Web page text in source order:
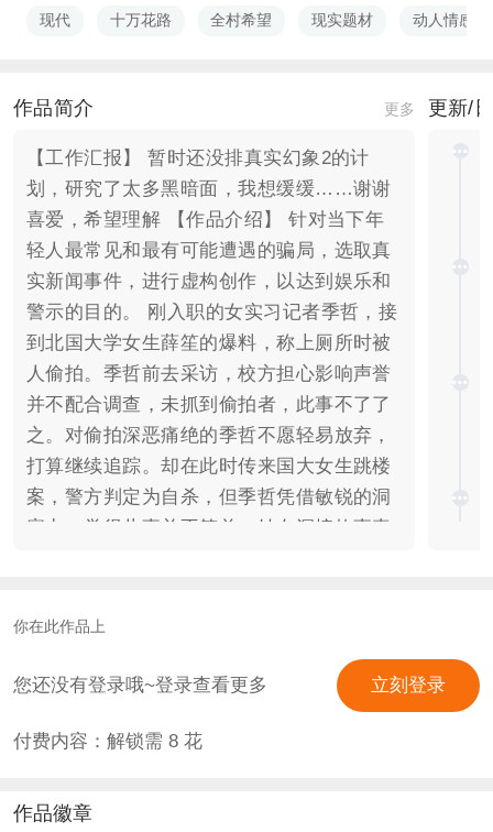
现代 十万花路 全村希望 现实题材 动人情感
作品简介 更多
【工作汇报】 暂时还没排真实幻象2的计
划，研究了太多黑暗面，我想缓缓……谢谢
喜爱，希望理解 【作品介绍】 针对当下年
轻人最常见和最有可能遭遇的骗局，选取真
实新闻事件，进行虚构创作，以达到娱乐和
警示的目的。 刚入职的女实习记者季哲，接
到北国大学女生薛笙的爆料，称上厕所时被
人偷拍。季哲前去采访，校方担心影响声誉
并不配合调查，未抓到偷拍者，此事不了了
之。对偷拍深恶痛绝的季哲不愿轻易放弃，
打算继续追踪。却在此时传来国大女生跳楼
案，警方判定为自杀，但季哲凭借敏锐的洞
察力，觉得此事并不简单，她在深挖故事真
相。就在此时，国大又传来死讯，这次的死
全部来自橙光素材库 CG绘制：雁行疏、
magic、 【联系作者】 微博：文小楼、雁行
疏 QQ群：255966941 【主题曲歌词】 如浮
的浪 扑面而来的绝望 原本在人生的广阔舞
更新/
你在此作品上
您还没有登录哦~登录查看更多 立刻登录
付费内容：解锁需 8花
作品徽章